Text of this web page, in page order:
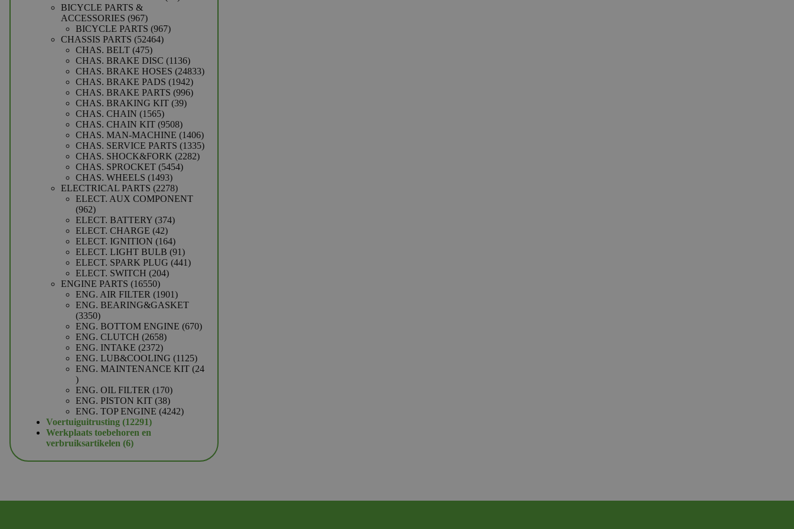
BICYCLE PARTS &
ACCESSORIES 967967
producten
BICYCLE PARTS 967967
CHASSIS PARTS 5246452464
CHAS. BELT 475475
producten
CHAS. BRAKE DISC 11361136
producten
CHAS. BRAKE HOSES 2483324833
CHAS. BRAKE PADS 19421942
producten
CHAS. BRAKE PARTS 996996
CHAS. BRAKING KIT 3939
CHAS. CHAIN 15651565
producten
CHAS. CHAIN KIT 95089508
producten
CHAS. MAN-MACHINE 14061406
producten
CHAS. SERVICE PARTS 13351335
CHAS. SHOCK&FORK 22822282
CHAS. SPROCKET 54545454
CHAS. WHEELS 14931493
producten
ELECTRICAL PARTS 22782278
producten
ELECT. AUX COMPONENT
962962
producten
ELECT. BATTERY 374374
ELECT. CHARGE 4242
producten
ELECT. IGNITION 164164
producten
ELECT. LIGHT BULB 9191
producten
ELECT. SPARK PLUG 441441
ELECT. SWITCH 204204
ENGINE PARTS 1655016550
producten
ENG. AIR FILTER 19011901
producten
ENG. BEARING&GASKET
33503350
producten
ENG. BOTTOM ENGINE 670670
ENG. CLUTCH 26582658
ENG. INTAKE 23722372
producten
ENG. LUB&COOLING 11251125
producten
ENG. MAINTENANCE KIT 24
24
producten
ENG. OIL FILTER 170170
producten
ENG. PISTON KIT 3838
producten
ENG. TOP ENGINE 42424242
Voertuiguitrusting 1229112291
producten
Werkplaats toebehoren en
verbruiksartikelen 66